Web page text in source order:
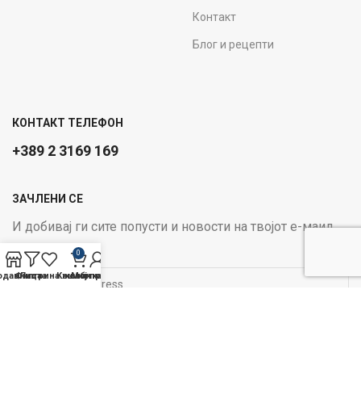
Контакт
Блог и рецепти
КОНТАКТ ТЕЛЕФОН
+389 2 3169 169
ЗАЧЛЕНИ СЕ
И добивај ги сите попусти и новости на твојот е-маил
Email address:
Филтри
Листа на желби
0
Кошничка
Мој профил